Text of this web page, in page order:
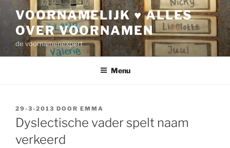
inhoud
VOORNAMELIJK ♥ ALLES
OVER VOORNAMEN
de voornamenexpert
Menu
GEPLAATST
OP
29-3-2013 DOOR EMMA
Dyslectische vader spelt naam
verkeerd